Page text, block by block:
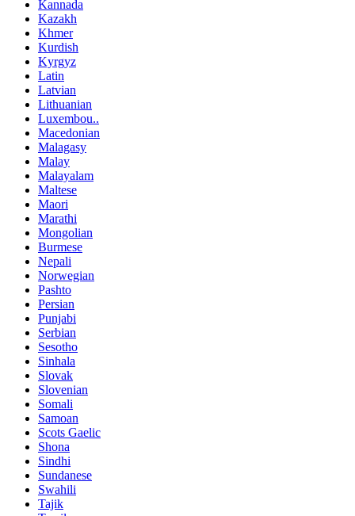
Kannada
Kazakh
Khmer
Kurdish
Kyrgyz
Latin
Latvian
Lithuanian
Luxembou..
Macedonian
Malagasy
Malay
Malayalam
Maltese
Maori
Marathi
Mongolian
Burmese
Nepali
Norwegian
Pashto
Persian
Punjabi
Serbian
Sesotho
Sinhala
Slovak
Slovenian
Somali
Samoan
Scots Gaelic
Shona
Sindhi
Sundanese
Swahili
Tajik